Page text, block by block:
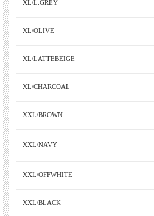
袖、裾に絞りのないTシャ
XL/L.GREY
XL/OLIVE
XL/LATTEBEIGE
XL/CHARCOAL
XXL/BROWN
XXL/NAVY
XXL/OFFWHITE
XXL/BLACK